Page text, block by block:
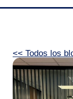
<< Todos los